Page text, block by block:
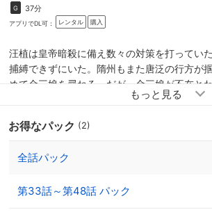
G 37分
アプリでDL可： レンタル 購入
汪植は皇帝暗殺に備え数々の対策を打ってい
捕縛できずにいた。隋州もまた唐泛の行方が
めて金三娘を尋ねる。だが、金三娘が不在と
から助けを求めるのろしが上がったとの知ら
泛は、皇帝と万民のどちらかを選ぶよう迫ら
お得なパック (2)
全話パック
第33話～第48話 パック